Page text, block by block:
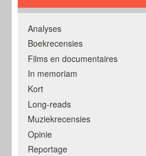
Analyses
Boekrecensies
Films en documentaires
In memoriam
Kort
Long-reads
Muziekrecensies
Opinie
Reportage